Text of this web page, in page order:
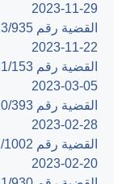
‎2023-11-29‏
‎2023-11-22‏
‎2023-03-05‏
‎2023-02-28‏
‎2023-02-20‏